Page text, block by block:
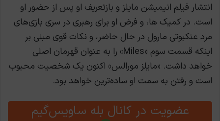
انتشار فیلم انیمیشن مایلز و بازتعریف او پس از حضور او
است. در کمیک ها، و فرض او برای رهبری در سری بازی‌های
مرد عنکبوتی مارول در حال حاضر، و نکات قوی مبنی بر
اینکه قسمت سوم «Miles» را به عنوان قهرمان اصلی
خواهد داشت. «مایلز مورالس» اکنون یک شخصیت محبوب
است و رفتن به سمت او ساده‌ترین خواهد بود.
عضویت در کانال بله ساویس‌گیم